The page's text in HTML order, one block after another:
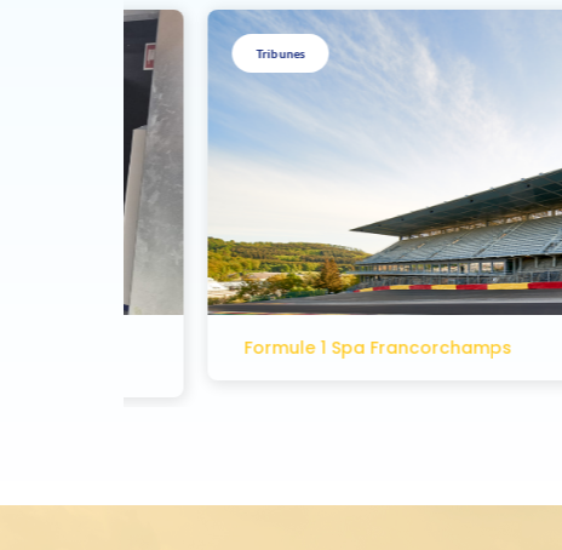
Formule 1 Spa Francorchamps